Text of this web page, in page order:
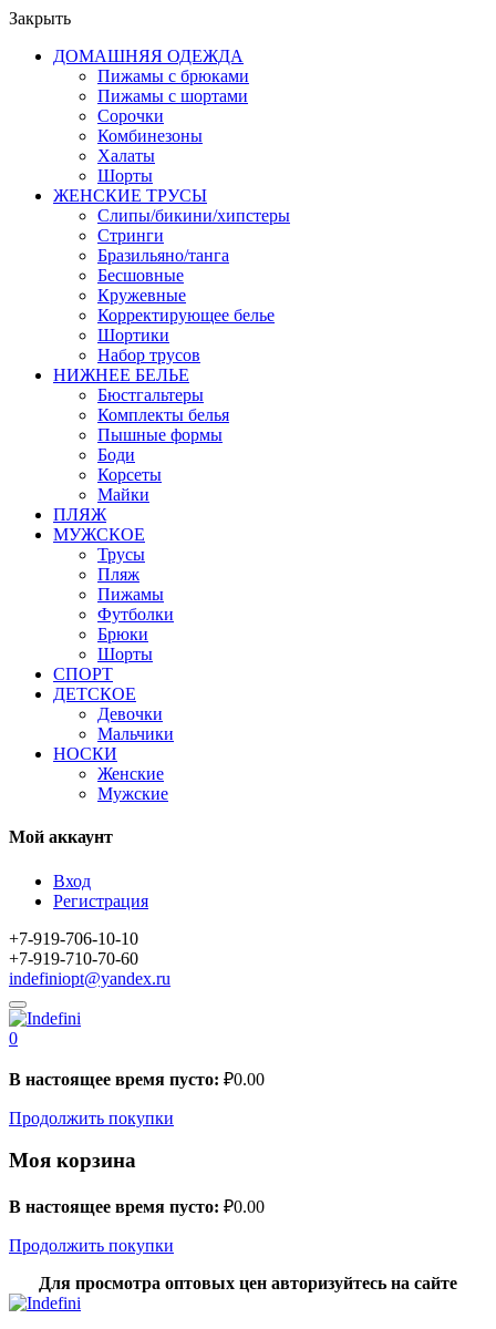
Закрыть
ДОМАШНЯЯ ОДЕЖДА
Пижамы с брюками
Пижамы с шортами
Сорочки
Комбинезоны
Халаты
Шорты
ЖЕНСКИЕ ТРУСЫ
Слипы/бикини/хипстеры
Стринги
Бразильяно/танга
Бесшовные
Кружевные
Корректирующее белье
Шортики
Набор трусов
НИЖНЕЕ БЕЛЬЕ
Бюстгальтеры
Комплекты белья
Пышные формы
Боди
Корсеты
Майки
ПЛЯЖ
МУЖСКОЕ
Трусы
Пляж
Пижамы
Футболки
Брюки
Шорты
СПОРТ
ДЕТСКОЕ
Девочки
Мальчики
НОСКИ
Женские
Мужские
Мой аккаунт
Вход
Регистрация
+7-919-706-10-10
+7-919-710-70-60
indefiniopt@yandex.ru
0
В настоящее время пусто: ₽0.00
Продолжить покупки
Моя корзина
В настоящее время пусто: ₽0.00
Продолжить покупки
Для просмотра оптовых цен авторизуйтесь на сайте